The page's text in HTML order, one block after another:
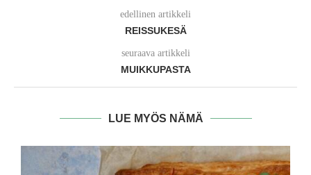
edellinen artikkeli
REISSUKESÄ
seuraava artikkeli
MUIKKUPASTA
LUE MYÖS NÄMÄ